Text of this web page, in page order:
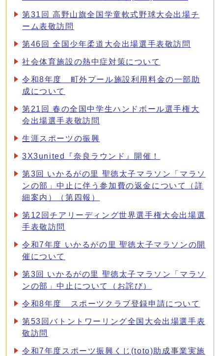
第31回 高野山旗全国学童軟式野球大会出場チ
ーム表敬訪問
第46回 全国少年柔道大会出場選手表敬訪問
社会体育施設の熱中症対策について
令和8年度 町外プール施設利用料金の一部助
成について
第21回 春の全国中学生ハンドボール選手権大
会出場選手表敬訪問
生涯スポーツの振興
3X3united『奈良ラウンド』開催！
第3回 いかるがの里 聖徳太子マラソン「マラソ
ンの部」中止に伴う参加費の返金について（詳
細案内）（第四報）
第12回チアリーディング世界選手権大会出場選
手表敬訪問
令和7年度 いかるがの里 聖徳太子マラソンの開
催について
第3回 いかるがの里 聖徳太子マラソン「マラソ
ンの部」中止について（お詫び）
令和8年度 スポーツクラブ登録申請について
第53回バトントワーリング全国大会出場選手表
敬訪問
令和7年度スポーツ振興くじ(toto)助成事業実施